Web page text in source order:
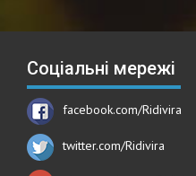
Соціальні мережі
facebook.com/Ridivira
twitter.com/Ridivira